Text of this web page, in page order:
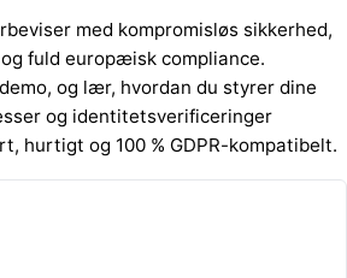
med kompromisløs sikkerhed,
fuld europæisk compliance.
og lær, hvordan du styrer dine
og identitetsverificeringer
hurtigt og 100 % GDPR-kompatibelt.